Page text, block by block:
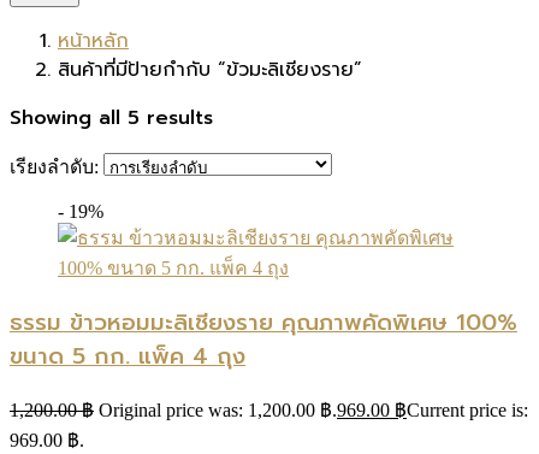
หน้าหลัก
สินค้าที่มีป้ายกำกับ “ข้วมะลิเชียงราย”
Showing all 5 results
เรียงลำดับ:
- 19%
ธรรม ข้าวหอมมะลิเชียงราย คุณภาพคัดพิเศษ 100%
ขนาด 5 กก. แพ็ค 4 ถุง
1,200.00฿ Original price was: 1,200.00 ฿.969.00 ฿Current price is:
969.00 ฿.